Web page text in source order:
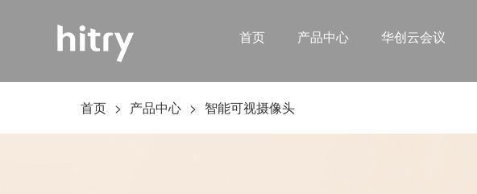
首页 产品中心 华创云会议
首页 > 产品中心 > 智能可视摄像头